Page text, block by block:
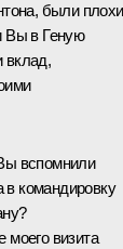
были
Вы в Геную
вклад,
вспомнили
командировку
моего визита